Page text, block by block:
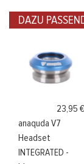
DAZU
23,95 €
anaquda V7
Headset
INTEGRATED -